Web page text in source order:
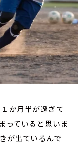
か月半が過ぎて
っていると思いま
が出ているんで